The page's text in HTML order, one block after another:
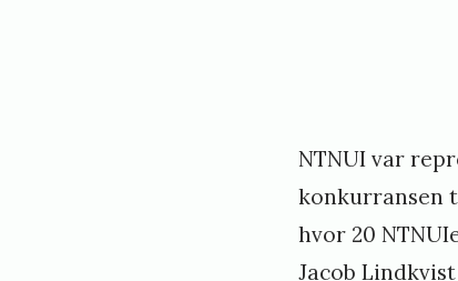
NTNUI var
konkurransen
hvor 20
Jacob